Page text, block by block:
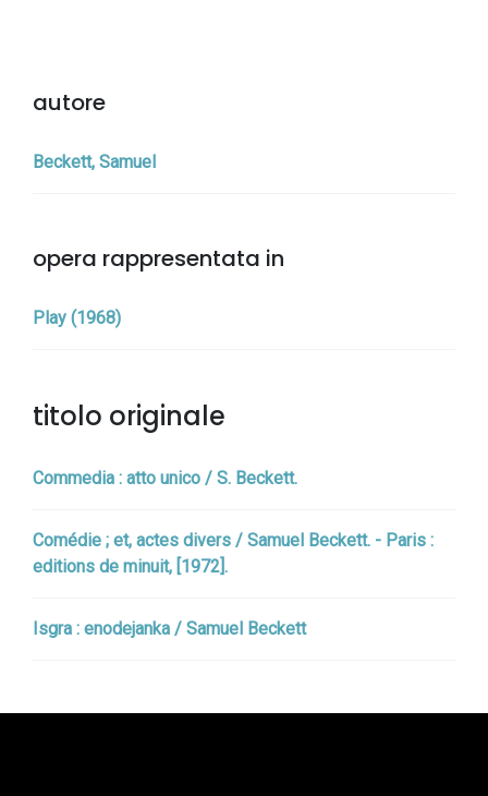
autore
Beckett, Samuel
opera rappresentata in
Play (1968)
titolo originale
Commedia : atto unico / S. Beckett.
Comédie ; et, actes divers / Samuel Beckett. - Paris :
editions de minuit, [1972].
Isgra : enodejanka / Samuel Beckett